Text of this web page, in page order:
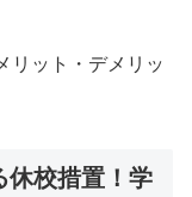
リット・デメリッ
休校措置！学